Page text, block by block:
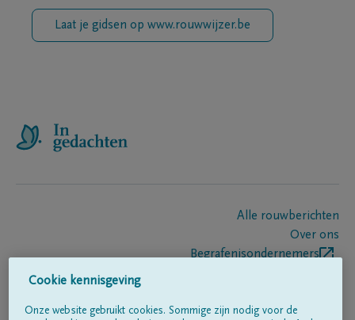
Laat je gidsen op www.rouwwijzer.be
Alle rouwberichten
Over ons
Begrafenisondernemers
Cookie kennisgeving
Onze website gebruikt cookies. Sommige zijn nodig voor de